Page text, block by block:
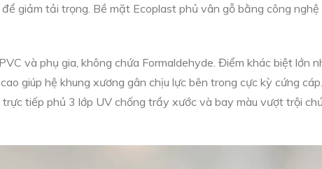
giảm tải trọng. Bề mặt Ecoplast phủ vân gỗ bằng công nghệ
và phụ gia, không chứa Formaldehyde. Điểm khác biệt lớn
giúp hệ khung xương gân chịu lực bên trong cực kỳ cứng cáp.
tiếp phủ 3 lớp UV chống trầy xước và bay màu vượt trội